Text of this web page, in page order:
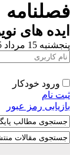
فصلنامه
ایده های
پنجشنبه 15 مرداد 1405
ورود خودکار
ثبت نام
بازیابی رمز عبور